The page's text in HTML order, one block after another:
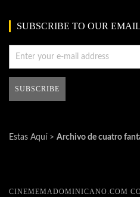
SUBSCRIBE TO OUR
Estas Aquí > Archivo de cuatro
CINEMEMADOMINICANO.COM